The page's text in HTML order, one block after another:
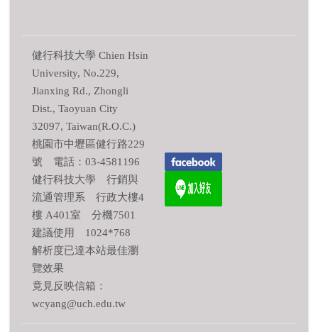
健行科技大學 Chien Hsin
University, No.229,
Jianxing Rd., Zhongli
Dist., Taoyuan City
32097, Taiwan(R.O.C.)
桃園市中壢區健行路229
號 電話：03-4581196
健行科技大學 行銷與
流通管理系 行政大樓4
樓 A401室 分機7501
建議使用 1024*768
解析度已達本站最佳瀏
覽效果
竟見反映信箱：
wcyang@uch.edu.tw